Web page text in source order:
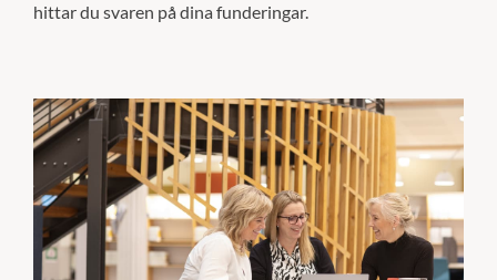
hittar du svaren på dina funderingar.